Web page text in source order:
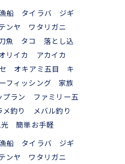
船 タイラバ ジギ
ンヤ ワタリガニ
魚 タコ 落とし込
リイカ アカイカ
オキアミ五目 キ
フィッシング 家族
ラン ファミリー五
メ釣り メバル釣り
簡単お手軽
船 タイラバ ジギ
ンヤ ワタリガニ